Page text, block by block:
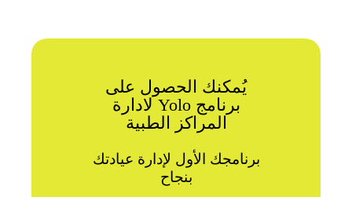
يُمكنك الحصول على
برنامج Yolo لادارة
المراكز الطبية
برنامجك الأول لإدارة عيادتك
بنجاح